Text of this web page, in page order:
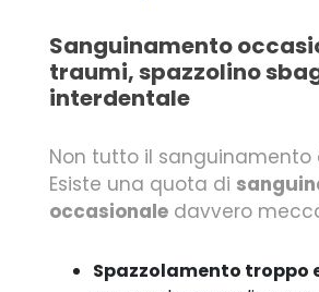
Sanguinamento
traumi, spazzolino
interdentale
Non tutto il sanguinamento
Esiste una quota di
occasionale davvero
Spazzolamento troppo